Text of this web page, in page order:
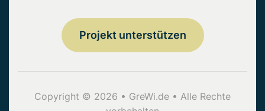
Projekt unterstützen
Copyright © 2026 • GreWi.de • Alle Rechte